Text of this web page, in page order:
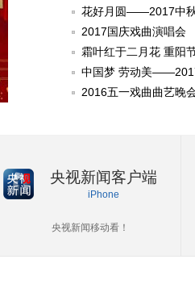
花好月圆——2017中
2017国庆戏曲演唱会
霜叶红于二月花 重阳
中国梦 劳动美
2016五一戏曲曲艺晚
央视新闻客户端
iPhone
央视新闻移动看！